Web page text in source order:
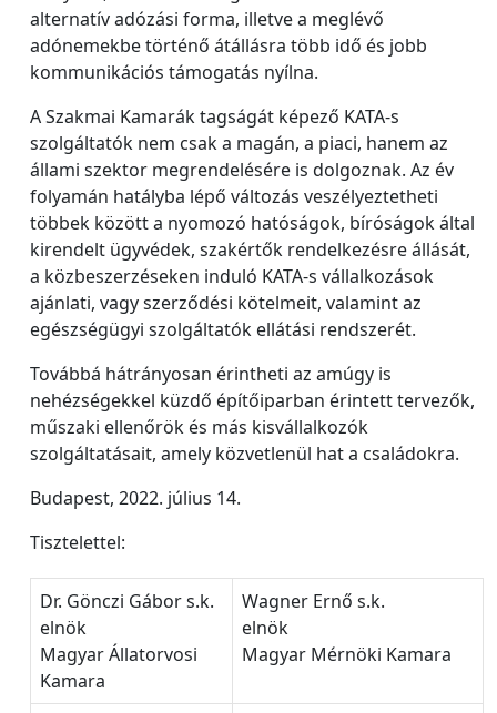
alternatív adózási forma, illetve a meglévő
adónemekbe történő átállásra több idő és jobb
kommunikációs támogatás nyílna.
A Szakmai Kamarák tagságát képező KATA-s
szolgáltatók nem csak a magán, a piaci, hanem az
állami szektor megrendelésére is dolgoznak. Az év
folyamán hatályba lépő változás veszélyeztetheti
többek között a nyomozó hatóságok, bíróságok által
kirendelt ügyvédek, szakértők rendelkezésre állását,
a közbeszerzéseken induló KATA-s vállalkozások
ajánlati, vagy szerződési kötelmeit, valamint az
egészségügyi szolgáltatók ellátási rendszerét.
Továbbá hátrányosan érintheti az amúgy is
nehézségekkel küzdő építőiparban érintett tervezők,
műszaki ellenőrök és más kisvállalkozók
szolgáltatásait, amely közvetlenül hat a családokra.
Budapest, 2022. július 14.
Tisztelettel:
Dr. Gönczi Gábor s.k.
elnök
Magyar Állatorvosi
Kamara
Wagner Ernő s.k.
elnök
Magyar Mérnöki Kamara